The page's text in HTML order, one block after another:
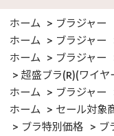
ホーム
ブラジャー
ホーム
ブラジャー
ホーム
ブラジャー
超盛ブラ(R)(ワイヤ
ホーム
ブラジャー
ホーム
セール対象
ブラ特別価格
ブ